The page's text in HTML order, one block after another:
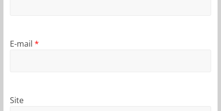
E-mail *
Site